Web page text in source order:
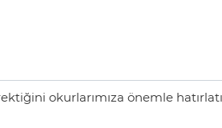
okurlarımıza önemle